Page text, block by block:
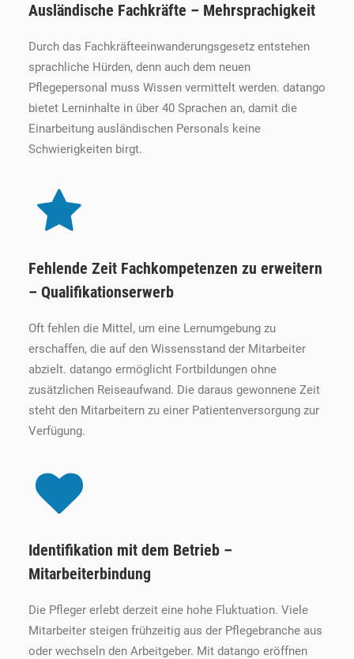
Ausländische Fachkräfte – Mehrsprachigkeit
Durch das Fachkräfteeinwanderungsgesetz entstehen
sprachliche Hürden, denn auch dem neuen
Pflegepersonal muss Wissen vermittelt werden. datango
bietet Lerninhalte in über 40 Sprachen an, damit die
Einarbeitung ausländischen Personals keine
Schwierigkeiten birgt.
Fehlende Zeit Fachkompetenzen zu erweitern
– Qualifikationserwerb
Oft fehlen die Mittel, um eine Lernumgebung zu
erschaffen, die auf den Wissensstand der Mitarbeiter
abzielt. datango ermöglicht Fortbildungen ohne
zusätzlichen Reiseaufwand. Die daraus gewonnene Zeit
steht den Mitarbeitern zu einer Patientenversorgung zur
Verfügung.
Identifikation mit dem Betrieb –
Mitarbeiterbindung
Die Pfleger erlebt derzeit eine hohe Fluktuation. Viele
Mitarbeiter steigen frühzeitig aus der Pflegebranche aus
oder wechseln den Arbeitgeber. Mit datango eröffnen